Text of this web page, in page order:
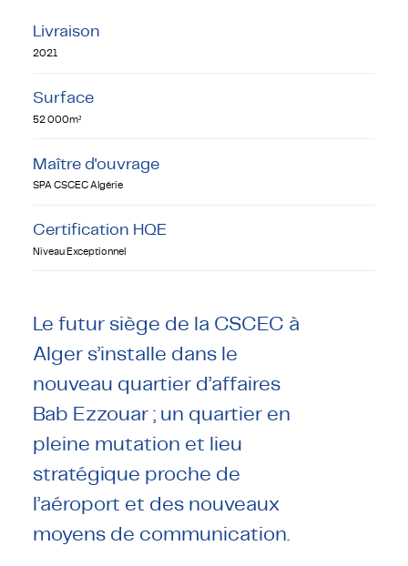
Livraison
2021
Surface
52 000m²
Maître d'ouvrage
SPA CSCEC Algérie
Certification HQE
Niveau Exceptionnel
Le futur siège de la CSCEC à
Alger s’installe dans le
nouveau quartier d’affaires
Bab Ezzouar ; un quartier en
pleine mutation et lieu
stratégique proche de
l’aéroport et des nouveaux
moyens de communication.